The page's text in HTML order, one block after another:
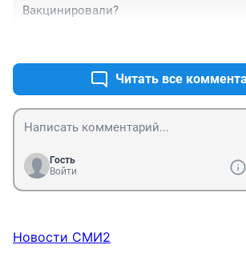
Вакцинировали?
Читать все
Гость
Войти
Новости СМИ2